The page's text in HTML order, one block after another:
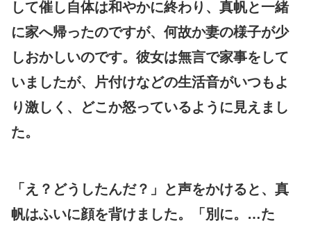
して催し自体は和やかに終わり、真帆と一緒
に家へ帰ったのですが、何故か妻の様子が少
しおかしいのです。彼女は無言で家事をして
いましたが、片付けなどの生活音がいつもよ
り激しく、どこか怒っているように見えまし
た。
「え？どうしたんだ？」と声をかけると、真
帆はふいに顔を背けました。「別に。…た